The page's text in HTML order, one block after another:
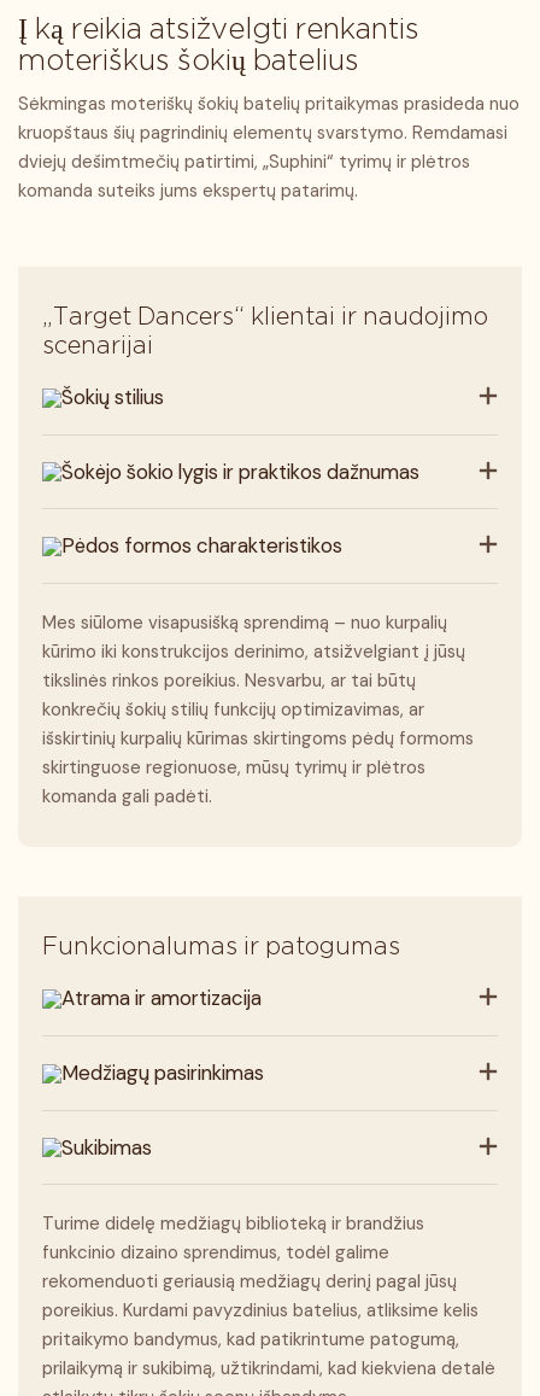
Į ką reikia atsižvelgti renkantis
moteriškus šokių batelius
Sėkmingas moteriškų šokių batelių pritaikymas prasideda nuo
kruopštaus šių pagrindinių elementų svarstymo. Remdamasi
dviejų dešimtmečių patirtimi, „Suphini“ tyrimų ir plėtros
komanda suteiks jums ekspertų patarimų.
„Target Dancers“ klientai ir naudojimo
scenarijai
Šokių stilius
Šokėjo šokio lygis ir praktikos dažnumas
Pėdos formos charakteristikos
Mes siūlome visapusišką sprendimą – nuo ​​kurpalių
kūrimo iki konstrukcijos derinimo, atsižvelgiant į jūsų
tikslinės rinkos poreikius. Nesvarbu, ar tai būtų
konkrečių šokių stilių funkcijų optimizavimas, ar
išskirtinių kurpalių kūrimas skirtingoms pėdų formoms
skirtinguose regionuose, mūsų tyrimų ir plėtros
komanda gali padėti.
Funkcionalumas ir patogumas
Atrama ir amortizacija
Medžiagų pasirinkimas
Sukibimas
Turime didelę medžiagų biblioteką ir brandžius
funkcinio dizaino sprendimus, todėl galime
rekomenduoti geriausią medžiagų derinį pagal jūsų
poreikius. Kurdami pavyzdinius batelius, atliksime kelis
pritaikymo bandymus, kad patikrintume patogumą,
prilaikymą ir sukibimą, užtikrindami, kad kiekviena detalė